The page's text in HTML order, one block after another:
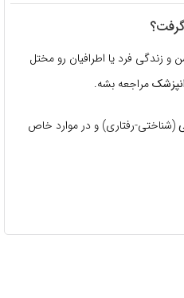
و زندگی فرد یا اطرافیان رو مختل
مراجعه بشه.
(شناختی-رفتاری) و در موارد خاص